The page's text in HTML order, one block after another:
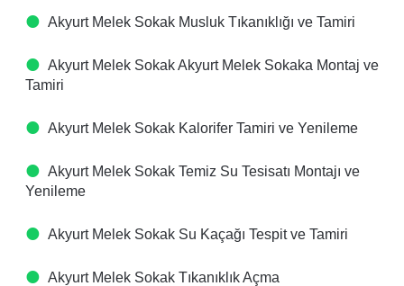
Akyurt Melek Sokak Musluk Tıkanıklığı ve Tamiri
Akyurt Melek Sokak Akyurt Melek Sokaka Montaj ve
Tamiri
Akyurt Melek Sokak Kalorifer Tamiri ve Yenileme
Akyurt Melek Sokak Temiz Su Tesisatı Montajı ve
Yenileme
Akyurt Melek Sokak Su Kaçağı Tespit ve Tamiri
Akyurt Melek Sokak Tıkanıklık Açma